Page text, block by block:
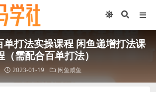
单打法实操课程 闲鱼递增打法课
（需配合百单打法）
2023-01-19 闲鱼咸鱼